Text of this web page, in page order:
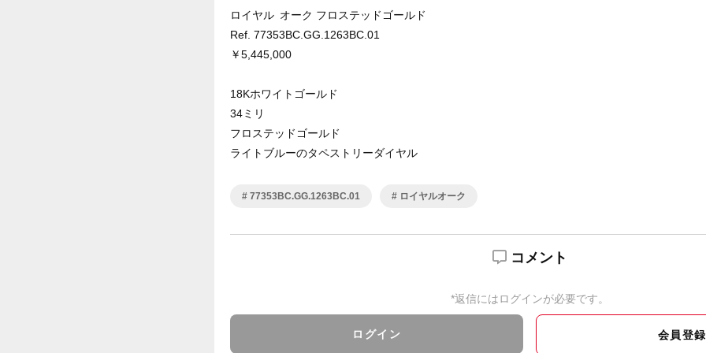
ロイヤル オーク フロステッドゴールド
Ref. 77353BC.GG.1263BC.01
￥5,445,000
18Kホワイトゴールド
34ミリ
フロステッドゴールド
ライトブルーのタペストリーダイヤル
77353BC.GG.1263BC.01 ロイヤルオーク
コメント
*返信にはログインが必要です。
ログイン 会員登録